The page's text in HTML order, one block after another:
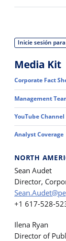
Inicie sesión
Media Kit
Corporate Fact
Management
YouTube Channel
Analyst Coverage
NORTH
Sean Audet
Director,
+1 617-528-
Ilena Ryan
Director of